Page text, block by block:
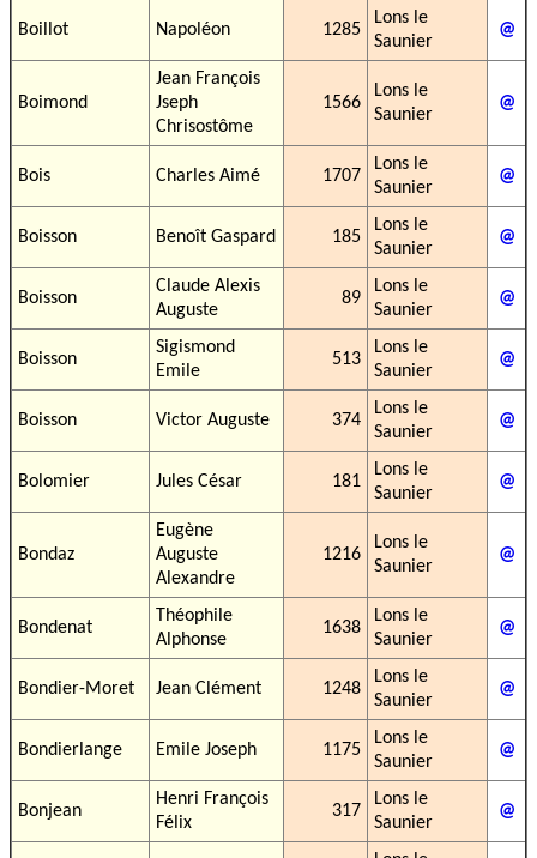
Boillot Napoléon 1285
Lons le
Saunier
@
Boimond
Jean François
Jseph
Chrisostôme
1566
Lons le
Saunier
@
Bois Charles Aimé 1707
Lons le
Saunier
@
Boisson Benoît Gaspard 185
Lons le
Saunier
@
Boisson
Claude Alexis
Auguste
89
Lons le
Saunier
@
Boisson
Sigismond
Emile
513
Lons le
Saunier
@
Boisson Victor Auguste 374
Lons le
Saunier
@
Bolomier Jules César 181
Lons le
Saunier
@
Bondaz
Eugène
Auguste
Alexandre
1216
Lons le
Saunier
@
Bondenat
Théophile
Alphonse
1638
Lons le
Saunier
@
Bondier-Moret Jean Clément 1248
Lons le
Saunier
@
Bondierlange Emile Joseph 1175
Lons le
Saunier
@
Bonjean
Henri François
Félix
317
Lons le
Saunier
@